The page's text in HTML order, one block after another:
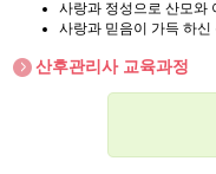
사랑과 정성으로 산모와
사랑과 믿음이 가득 하신
산후관리사 교육과정